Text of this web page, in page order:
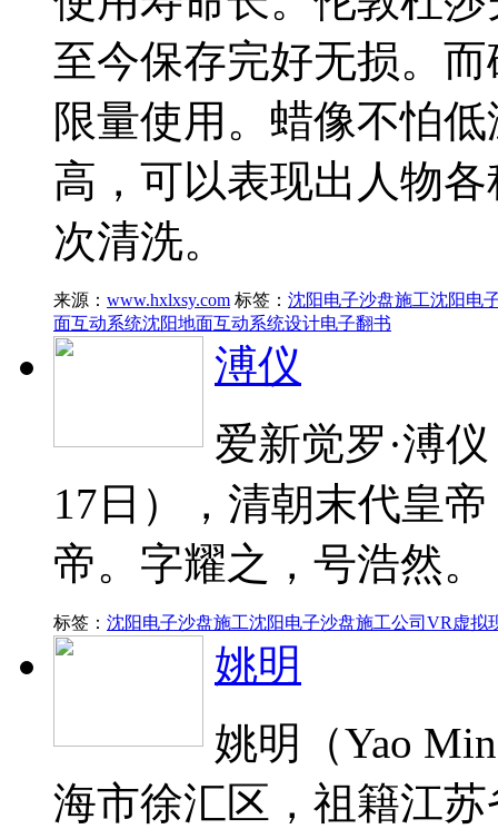
至今保存完好无损。
限量使用。蜡像不怕
高，可以表现出人物
次清洗。
来源： www.hxlxsy.com 标签： 沈阳电子沙盘施工沈阳电
面互动系统沈阳地面互动系统设计电子翻书
溥仪
爱新觉罗·溥
17日），清朝末代皇
帝。字耀之，号浩然。
标签： 沈阳电子沙盘施工沈阳电子沙盘施工公司 VR虚拟
姚明
姚明（Yao
海市徐汇区，祖籍江